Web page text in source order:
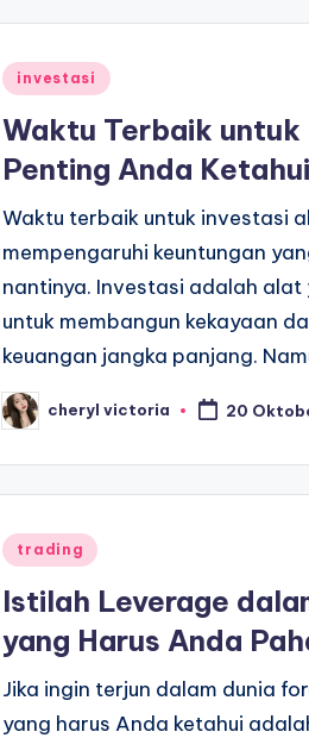
Posted
investasi
Waktu Terbaik untuk
Penting Anda Ketahui
Waktu terbaik untuk investasi
mempengaruhi keuntungan
nantinya. Investasi adalah
untuk membangun kekayaan
keuangan jangka panjang.
Posted
by
cheryl victoria 20
Posted
trading
Istilah Leverage
yang Harus Anda
Jika ingin terjun dalam dunia
yang harus Anda ketahui